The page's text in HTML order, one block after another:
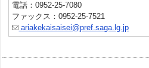
電話：0952-25-7080
ファックス：0952-25-7521
ariakekaisaisei@pref.saga.lg.jp